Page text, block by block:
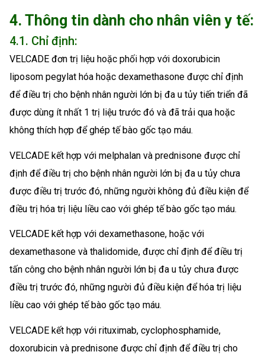
4. Thông tin dành cho nhân viên y tế:
4.1. Chỉ định:
VELCADE đơn trị liệu hoặc phối hợp với doxorubicin
liposom pegylat hóa hoặc dexamethasone được chỉ định
để điều trị cho bệnh nhân người lớn bị đa u tủy tiến triển đã
được dùng ít nhất 1 trị liệu trước đó và đã trải qua hoặc
không thích hợp để ghép tế bào gốc tạo máu.
VELCADE kết hợp với melphalan và prednisone được chỉ
định để điều trị cho bệnh nhân người lớn bị đa u tủy chưa
được điều trị trước đó, những người không đủ điều kiện để
điều trị hóa trị liệu liều cao với ghép tế bào gốc tạo máu.
VELCADE kết hợp với dexamethasone, hoặc với
dexamethasone và thalidomide, được chỉ định để điều trị
tấn công cho bệnh nhân người lớn bị đa u tủy chưa được
điều trị trước đó, những người đủ điều kiện để hóa trị liệu
liều cao với ghép tế bào gốc tạo máu.
VELCADE kết hợp với rituximab, cyclophosphamide,
doxorubicin và prednisone được chỉ định để điều trị cho